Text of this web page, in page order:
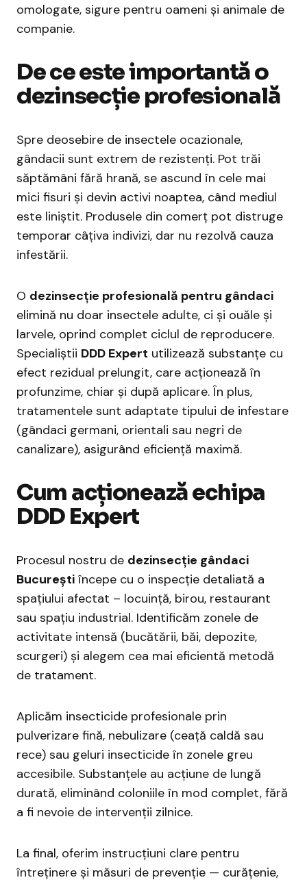
omologate, sigure pentru oameni și animale de
companie.
De ce este importantă o
dezinsecție profesională
Spre deosebire de insectele ocazionale,
gândacii sunt extrem de rezistenți. Pot trăi
săptămâni fără hrană, se ascund în cele mai
mici fisuri și devin activi noaptea, când mediul
este liniștit. Produsele din comerț pot distruge
temporar câțiva indivizi, dar nu rezolvă cauza
infestării.
O dezinsecție profesională pentru gândaci
elimină nu doar insectele adulte, ci și ouăle și
larvele, oprind complet ciclul de reproducere.
Specialiștii DDD Expert utilizează substanțe cu
efect rezidual prelungit, care acționează în
profunzime, chiar și după aplicare. În plus,
tratamentele sunt adaptate tipului de infestare
(gândaci germani, orientali sau negri de
canalizare), asigurând eficiență maximă.
Cum acționează echipa
DDD Expert
Procesul nostru de dezinsecție gândaci
București începe cu o inspecție detaliată a
spațiului afectat – locuință, birou, restaurant
sau spațiu industrial. Identificăm zonele de
activitate intensă (bucătării, băi, depozite,
scurgeri) și alegem cea mai eficientă metodă
de tratament.
Aplicăm insecticide profesionale prin
pulverizare fină, nebulizare (ceață caldă sau
rece) sau geluri insecticide în zonele greu
accesibile. Substanțele au acțiune de lungă
durată, eliminând coloniile în mod complet, fără
a fi nevoie de intervenții zilnice.
La final, oferim instrucțiuni clare pentru
întreținere și măsuri de prevenție — curățenie,